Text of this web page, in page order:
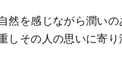
然を感じながら潤いの
しその人の思いに寄り